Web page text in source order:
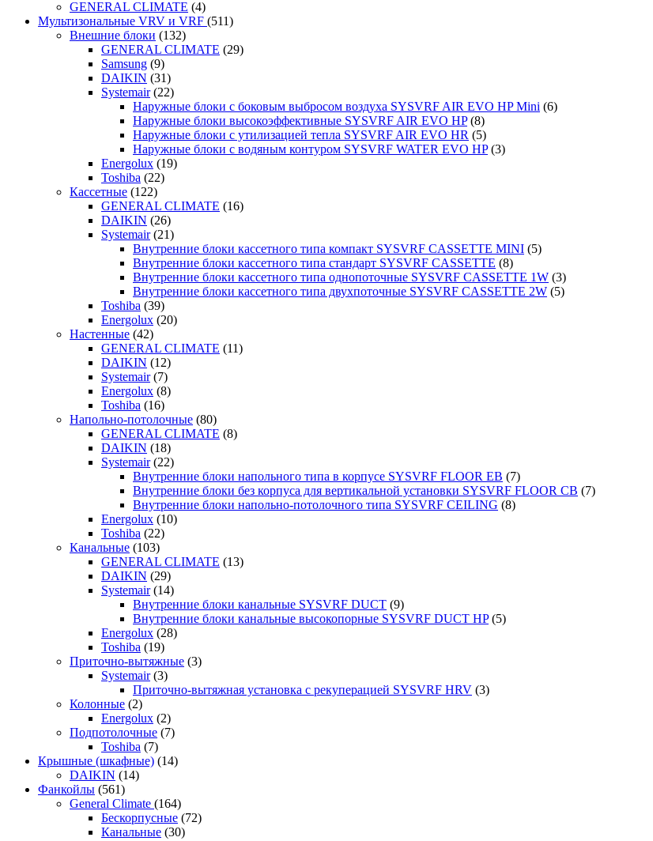
GENERAL CLIMATE (4)
Мультизональные VRV и VRF (511)
Внешние блоки (132)
GENERAL CLIMATE (29)
Samsung (9)
DAIKIN (31)
Systemair (22)
Наружные блоки с боковым выбросом воздуха SYSVRF AIR EVO HP Mini (6)
Наружные блоки высокоэффективные SYSVRF AIR EVO HP (8)
Наружные блоки с утилизацией тепла SYSVRF AIR EVO HR (5)
Наружные блоки с водяным контуром SYSVRF WATER EVO HP (3)
Energolux (19)
Toshiba (22)
Кассетные (122)
GENERAL CLIMATE (16)
DAIKIN (26)
Systemair (21)
Внутренние блоки кассетного типа компакт SYSVRF CASSETTE MINI (5)
Внутренние блоки кассетного типа стандарт SYSVRF CASSETTE (8)
Внутренние блоки кассетного типа однопоточные SYSVRF CASSETTE 1W (3)
Внутренние блоки кассетного типа двухпоточные SYSVRF CASSETTE 2W (5)
Toshiba (39)
Energolux (20)
Настенные (42)
GENERAL CLIMATE (11)
DAIKIN (12)
Systemair (7)
Energolux (8)
Toshiba (16)
Напольно-потолочные (80)
GENERAL CLIMATE (8)
DAIKIN (18)
Systemair (22)
Внутренние блоки напольного типа в корпусе SYSVRF FLOOR EB (7)
Внутренние блоки без корпуса для вертикальной установки SYSVRF FLOOR CB (7)
Внутренние блоки напольно-потолочного типа SYSVRF CEILING (8)
Energolux (10)
Toshiba (22)
Канальные (103)
GENERAL CLIMATE (13)
DAIKIN (29)
Systemair (14)
Внутренние блоки канальные SYSVRF DUCT (9)
Внутренние блоки канальные высокопорные SYSVRF DUCT HP (5)
Energolux (28)
Toshiba (19)
Приточно-вытяжные (3)
Systemair (3)
Приточно-вытяжная установка с рекуперацией SYSVRF HRV (3)
Колонные (2)
Energolux (2)
Подпотолочные (7)
Toshiba (7)
Крышные (шкафные) (14)
DAIKIN (14)
Фанкойлы (561)
General Climate (164)
Бескорпусные (72)
Канальные (30)